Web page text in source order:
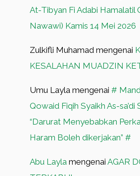
At-Tibyan Fi Adabi Hamalatil
Nawawi) Kamis 14 Mei 2026
Zulkifli Muhamad mengenai
KESALAHAN MUADZIN
Umu Layla mengenai #
Qowaid Fiqih Syaikh As-sa’di
“Darurat Menyebabkan
Haram Boleh dikerjakan” #
Abu Layla mengenai AGAR